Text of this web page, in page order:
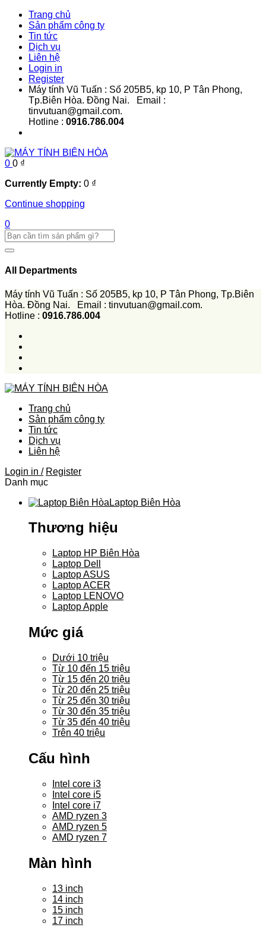
Trang chủ
Sản phẩm công ty
Tin tức
Dịch vụ
Liên hệ
Login in
Register
Máy tính Vũ Tuấn : Số 205B5, kp 10, P Tân Phong,
Tp.Biên Hòa. Đồng Nai. Email :
tinvutuan@gmail.com.
Hotline : 0916.786.004
0 0 ₫
Currently Empty: 0 ₫
Continue shopping
0
All Departments
Máy tính Vũ Tuấn : Số 205B5, kp 10, P Tân Phong, Tp.Biên
Hòa. Đồng Nai. Email : tinvutuan@gmail.com.
Hotline : 0916.786.004
Trang chủ
Sản phẩm công ty
Tin tức
Dịch vụ
Liên hệ
Login in / Register
Danh mục
Laptop Biên Hòa
Thương hiệu
Laptop HP Biên Hòa
Laptop Dell
Laptop ASUS
Laptop ACER
Laptop LENOVO
Laptop Apple
Mức giá
Dưới 10 triệu
Từ 10 đến 15 triệu
Từ 15 đến 20 triệu
Từ 20 đến 25 triệu
Từ 25 đến 30 triệu
Từ 30 đến 35 triệu
Từ 35 đến 40 triệu
Trên 40 triệu
Cấu hình
Intel core i3
Intel core i5
Intel core i7
AMD ryzen 3
AMD ryzen 5
AMD ryzen 7
Màn hình
13 inch
14 inch
15 inch
17 inch